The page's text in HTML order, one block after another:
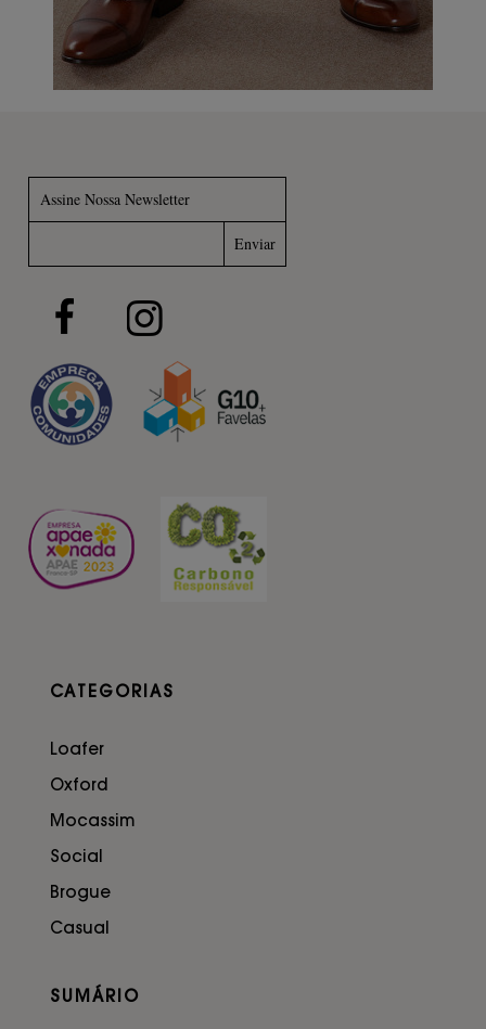
Assine Nossa Newsletter
CATEGORIAS
Loafer
Oxford
Mocassim
Social
Brogue
Casual
SUMÁRIO